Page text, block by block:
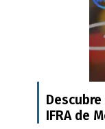
IFRA de